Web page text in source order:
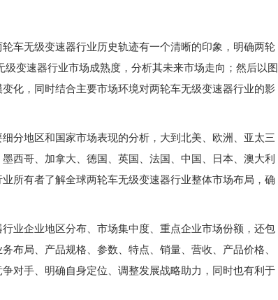
车无级变速器行业历史轨迹有一个清晰的印象，明确两轮
变速器行业市场成熟度，分析其未来市场走向；然后以图
化，同时结合主要市场环境对两轮车无级变速器行业的影
分地区和国家市场表现的分析，大到北美、欧洲、亚太三
西哥、加拿大、德国、英国、法国、中国、日本、澳大利
所有者了解全球两轮车无级变速器行业整体市场布局，确
业企业地区分布、市场集中度、重点企业市场份额，还包
布局、产品规格、参数、特点、销量、营收、产品价格、
对手、明确自身定位、调整发展战略助力，同时也有利于